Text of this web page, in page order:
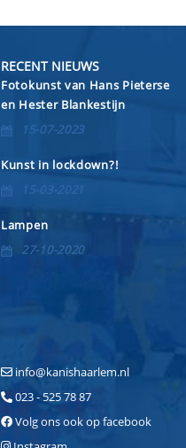
RECENT NIEUWS
Fotokunst van Hans Pieterse
en Hester Blankestijn
15-07-2023
Kunst in lockdown?!
15-03-2021
Lampen
27-10-2020
info@kanishaarlem.nl
023 - 525 78 87
Volg ons ook op facebook